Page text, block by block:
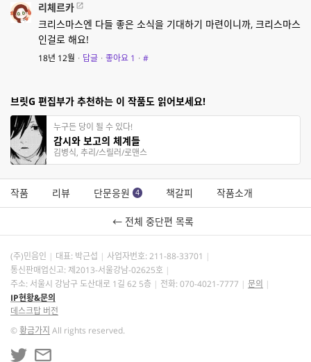
리체르카
크리스마스엔 다들 좋은 소식을 기대하기 마련이니까, 크리스마스
인걸로 해요!
18년 12월 · 답글 · 좋아요 1 · #
브릿G 편집부가 추천하는 이 작품도 읽어보세요!
누구든 당이 될 수 있다!
감시와 보고의 체계들
김병식, 추리/스릴러/로맨스
작품 리뷰 단문응원 4 책갈피 작품소개
← 전체 중단편 목록
(주)민음인 대표: 박근섭 사업자번호: 211-88-33701
통신판매업신고: 제2013-서울강남-02625호
주소: 서울시 강남구 도산대로 1길 62 5층
전화: 070-4021-7777
문의
IP현황&문의
데스크탑 버전
©황금가지 All rights reserved.